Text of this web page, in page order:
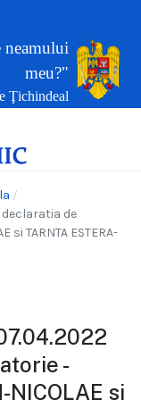
neamului
meu?"
Ţichindeal
de
si TARNTA ESTERA-
-
NICOLAE si